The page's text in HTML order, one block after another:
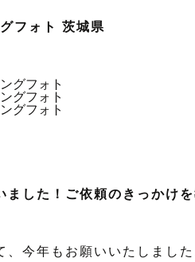
フォト 茨城県
した！ご依頼のきっかけ
今年もお願いいたしました